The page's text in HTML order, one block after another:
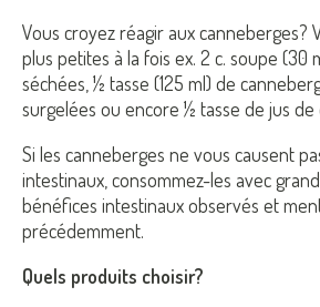
Vous croyez réagir aux canneberges?
plus petites à la fois ex. 2 c. soupe (30
séchées, ½ tasse (125 ml) de
surgelées ou encore ½ tasse de jus de
Si les canneberges ne vous causent
intestinaux, consommez-les avec
bénéfices intestinaux observés et
précédemment.
Quels produits choisir?